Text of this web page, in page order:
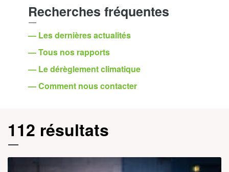
Recherches fréquentes
— Les dernières actualités
— Tous nos rapports
— Le dérèglement climatique
— Comment nous contacter
112 résultats